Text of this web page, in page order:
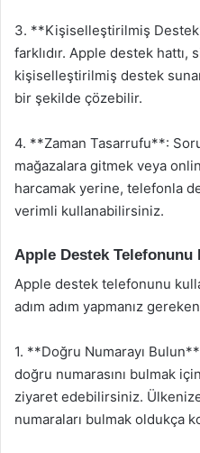
3. **Kişiselleştirilmiş
farklıdır. Apple destek
kişiselleştirilmiş destek
bir şekilde çözebilir.
4. **Zaman Tasarrufu**:
mağazalara gitmek veya
harcamak yerine, telefonla
verimli kullanabilirsiniz.
Apple Destek Telefonunu
Apple destek telefonunu
adım adım yapmanız
1. **Doğru Numarayı
doğru numarasını bulmak
ziyaret edebilirsiniz.
numaraları bulmak oldukça